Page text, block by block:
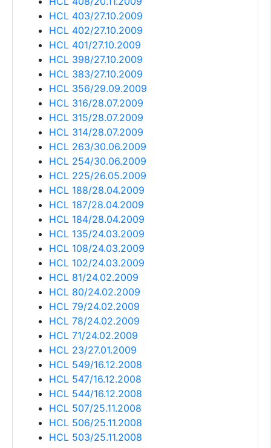
HCL 403/27.10.2009
HCL 402/27.10.2009
HCL 401/27.10.2009
HCL 398/27.10.2009
HCL 383/27.10.2009
HCL 356/29.09.2009
HCL 316/28.07.2009
HCL 315/28.07.2009
HCL 314/28.07.2009
HCL 263/30.06.2009
HCL 254/30.06.2009
HCL 225/26.05.2009
HCL 188/28.04.2009
HCL 187/28.04.2009
HCL 184/28.04.2009
HCL 135/24.03.2009
HCL 108/24.03.2009
HCL 102/24.03.2009
HCL 81/24.02.2009
HCL 80/24.02.2009
HCL 79/24.02.2009
HCL 78/24.02.2009
HCL 71/24.02.2009
HCL 23/27.01.2009
HCL 549/16.12.2008
HCL 547/16.12.2008
HCL 544/16.12.2008
HCL 507/25.11.2008
HCL 506/25.11.2008
HCL 503/25.11.2008